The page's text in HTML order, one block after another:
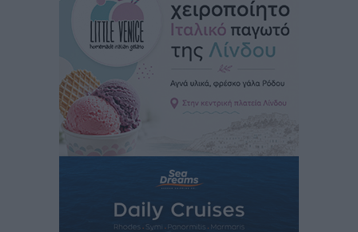
Κικίλιας: Μειώθηκαν κατά 34% οι μεταναστευτικές
ροές στα θαλάσσια σύνορα
πριν 14 ώρες
Κως: Γερμανός τουρίστας κέρδισε αποζημίωση 900
ευρώ επειδή δεν βρήκε ξαπλώστρες στις
οικογενειακές διακοπές του
Τοπικές Ειδήσεις• πριν 14 ώρες